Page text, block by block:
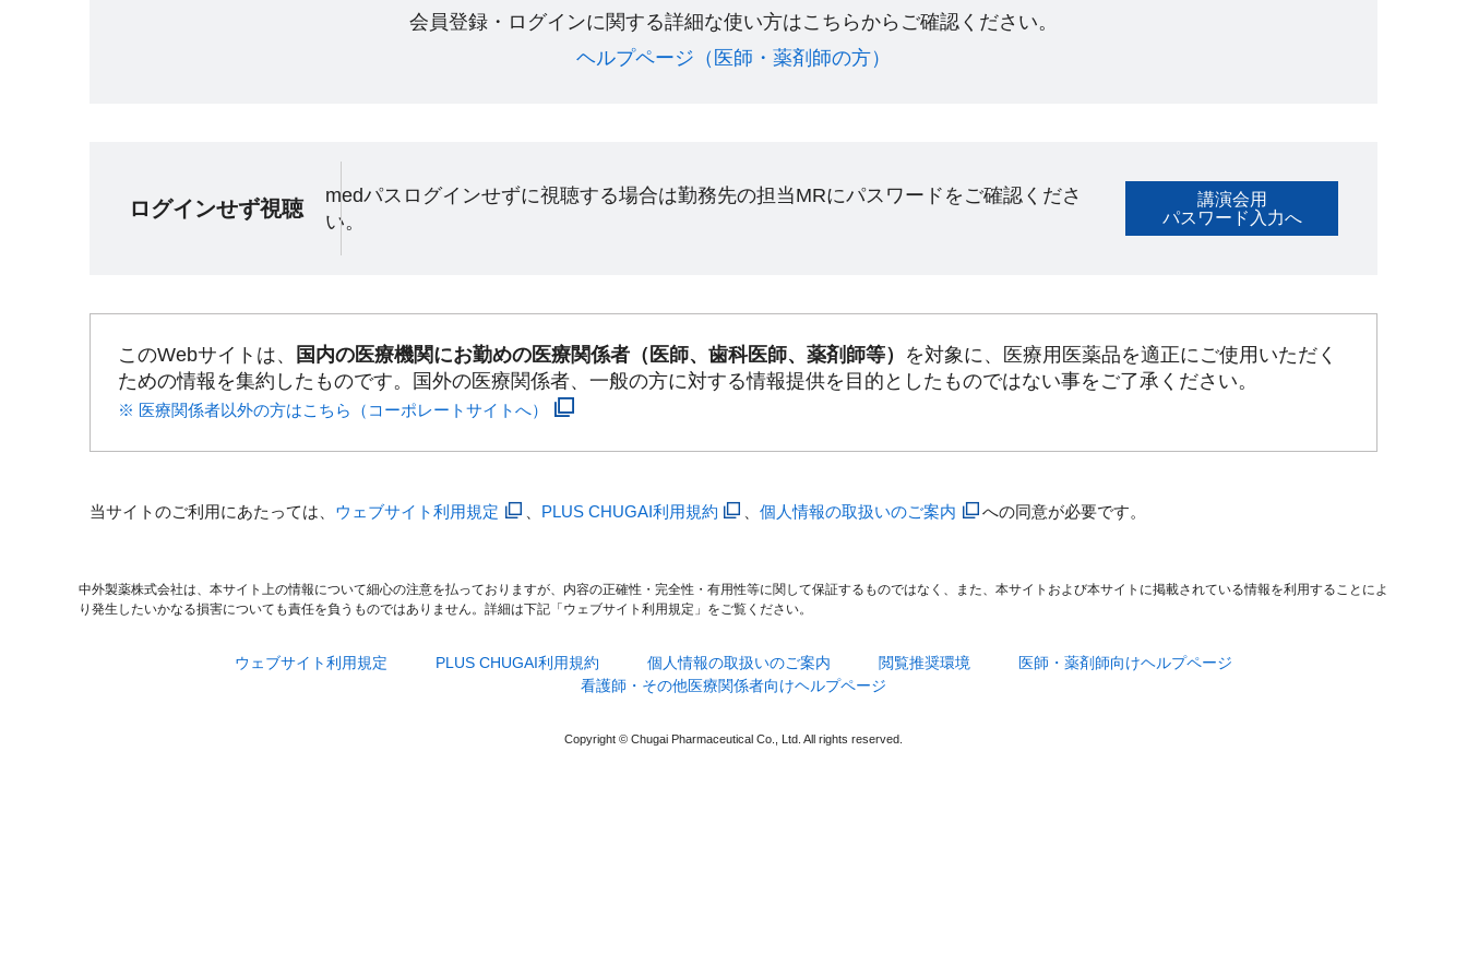
会員登録・ログインに関する詳細な使い方はこちらからご確認ください。​
ヘルプページ（医師・薬剤師の方）​
ログインせず視聴
medパスログインせずに視聴する場合は勤務先の担当MRにパスワードをご確認くださ
い。
講演会用
パスワード入力へ
このWebサイトは、 国内の医療機関にお勤めの医療関係者（医師、歯科医師、薬剤師等） を対象に、医療用医薬品を適正にご使用いただく
ための情報を集約したものです。国外の医療関係者、一般の方に対する情報提供を目的としたものではない事をご了承ください。
※ 医療関係者以外の方はこちら（コーポレートサイトへ）
当サイトのご利用にあたっては、 ウェブサイト利用規定 PLUS CHUGAI利用規約 、個人情報の取扱いのご案内 への同意が必要です。
中外製薬株式会社は、本サイト上の情報について細心の注意を払っておりますが、内容の正確性・完全性・有用性等に関して保証するものではなく、また、本サイトおよび本サイトに掲載されている情報を利用することによ
り発生したいかなる損害についても責任を負うものではありません。詳細は下記「ウェブサイト利用規定」をご覧ください。
ウェブサイト利用規定 PLUS CHUGAI利用規約 個人情報の取扱いのご案内 閲覧推奨環境
医師・薬剤師向けヘルプページ
看護師・その他医療関係者向けヘルプページ
Copyright © Chugai Pharmaceutical Co., Ltd. All rights reserved.